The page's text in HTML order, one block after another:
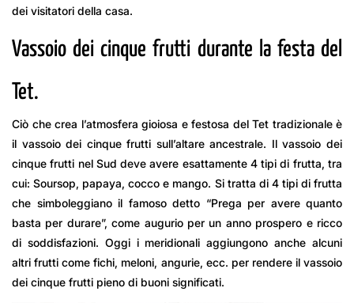
dei visitatori della casa.
Vassoio dei cinque frutti durante la festa del
Tet.
Ciò che crea l’atmosfera gioiosa e festosa del Tet tradizionale è
il vassoio dei cinque frutti sull’altare ancestrale. Il vassoio dei
cinque frutti nel Sud deve avere esattamente 4 tipi di frutta, tra
cui: Soursop, papaya, cocco e mango. Si tratta di 4 tipi di frutta
che simboleggiano il famoso detto “Prega per avere quanto
basta per durare”, come augurio per un anno prospero e ricco
di soddisfazioni. Oggi i meridionali aggiungono anche alcuni
altri frutti come fichi, meloni, angurie, ecc. per rendere il vassoio
dei cinque frutti pieno di buoni significati.